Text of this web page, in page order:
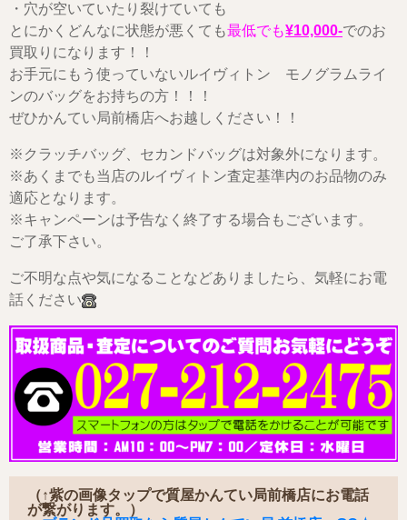
・穴が空いていたり裂けていても
とにかくどんなに状態が悪くても最低でも¥10,000-でのお
買取りになります！！
お手元にもう使っていないルイヴィトン モノグラムライ
ンのバッグをお持ちの方！！！
ぜひかんてい局前橋店へお越しください！！
※クラッチバッグ、セカンドバッグは対象外になります。
※あくまでも当店のルイヴィトン査定基準内のお品物のみ
適応となります。
※キャンペーンは予告なく終了する場合もございます。
ご了承下さい。
ご不明な点や気になることなどありましたら、気軽にお電
話ください
（↑紫の画像タップで質屋かんてい局前橋店にお電話
が繋がります。）